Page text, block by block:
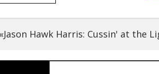
Hawk Harris: Cussin' at the